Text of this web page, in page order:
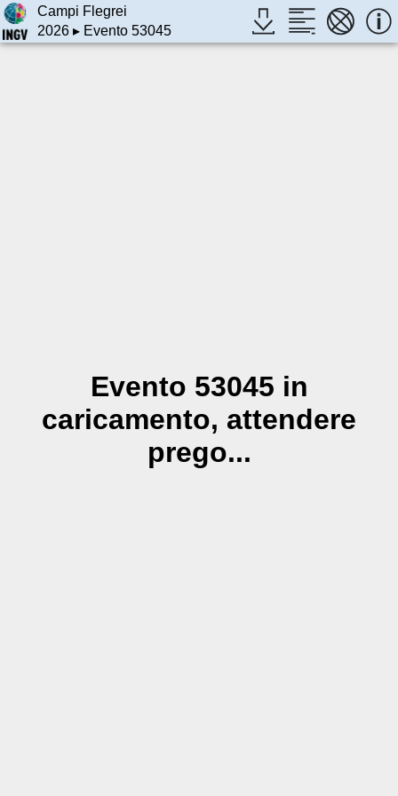
Campi Flegrei
2026▸ Evento 53045
Evento 53045 in
caricamento, attendere
prego...